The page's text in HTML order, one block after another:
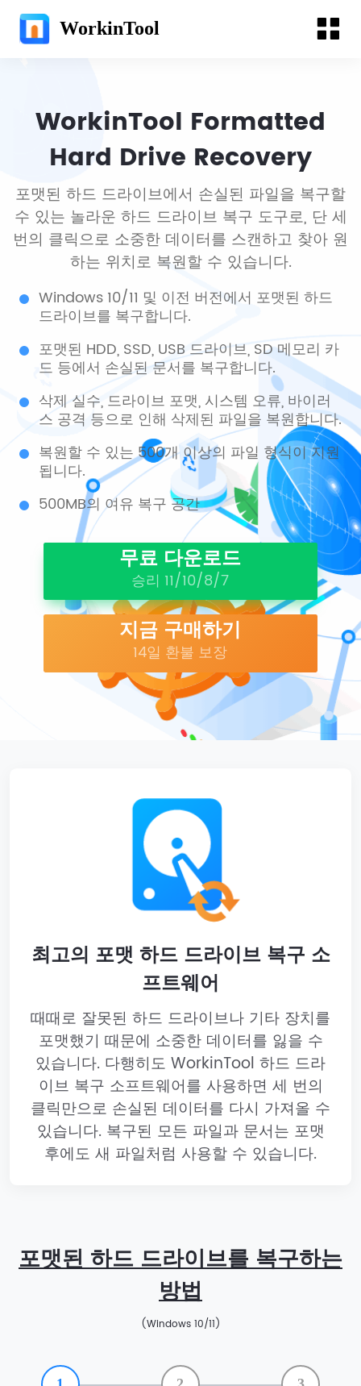
WorkinTool
WorkinTool Formatted
Hard Drive Recovery
포맷된 하드 드라이브에서 손실된 파일을 복구할
수 있는 놀라운 하드 드라이브 복구 도구로, 단 세
번의 클릭으로 소중한 데이터를 스캔하고 찾아 원
하는 위치로 복원할 수 있습니다.
Windows 10/11 및 이전 버전에서 포맷된 하드
드라이브를 복구합니다.
포맷된 HDD, SSD, USB 드라이브, SD 메모리 카
드 등에서 손실된 문서를 복구합니다.
삭제 실수, 드라이브 포맷, 시스템 오류, 바이러
스 공격 등으로 인해 삭제된 파일을 복원합니다.
복원할 수 있는 500개 이상의 파일 형식이 지원
됩니다.
500MB의 여유 복구 공간
무료 다운로드
승리 11/10/8/7
지금 구매하기
14일 환불 보장
최고의 포맷 하드 드라이브 복구 소
프트웨어
때때로 잘못된 하드 드라이브나 기타 장치를
포맷했기 때문에 소중한 데이터를 잃을 수
있습니다. 다행히도 WorkinTool 하드 드라
이브 복구 소프트웨어를 사용하면 세 번의
클릭만으로 손실된 데이터를 다시 가져올 수
있습니다. 복구된 모든 파일과 문서는 포맷
후에도 새 파일처럼 사용할 수 있습니다.
포맷된 하드 드라이브를 복구하는
방법
(Windows 10/11)